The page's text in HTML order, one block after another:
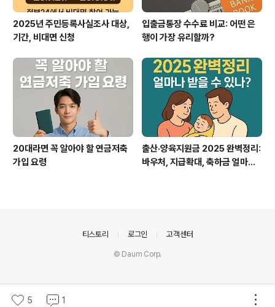
2025년 주민등록사실조사 대상,
기간, 비대면 신청
입출금통장 수수료 비교: 어떤 은
행이 가장 유리할까?
20대라면 꼭 알아야 할 연금저축
가입 요령
출산·양육지원금 2025 완벽정리:
바우처, 지급확대, 축하금 얼마까
5 1
티스토리 로그인 고객센터
© Daum Corp.